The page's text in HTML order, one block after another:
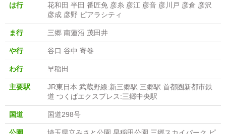
は行
花和田 半田 番匠免 彦糸 彦江 彦音 彦川戸 彦倉 彦沢
彦成 彦野 ピアラシティ
ま行 三郷 南蓮沼 茂田井
や行 谷口 谷中 寄巻
わ行 早稲田
主要駅
JR東日本 武蔵野線:新三郷駅 三郷駅 首都圏新都市鉄
道 つくばエクスプレス:三郷中央駅
国道 国道298号